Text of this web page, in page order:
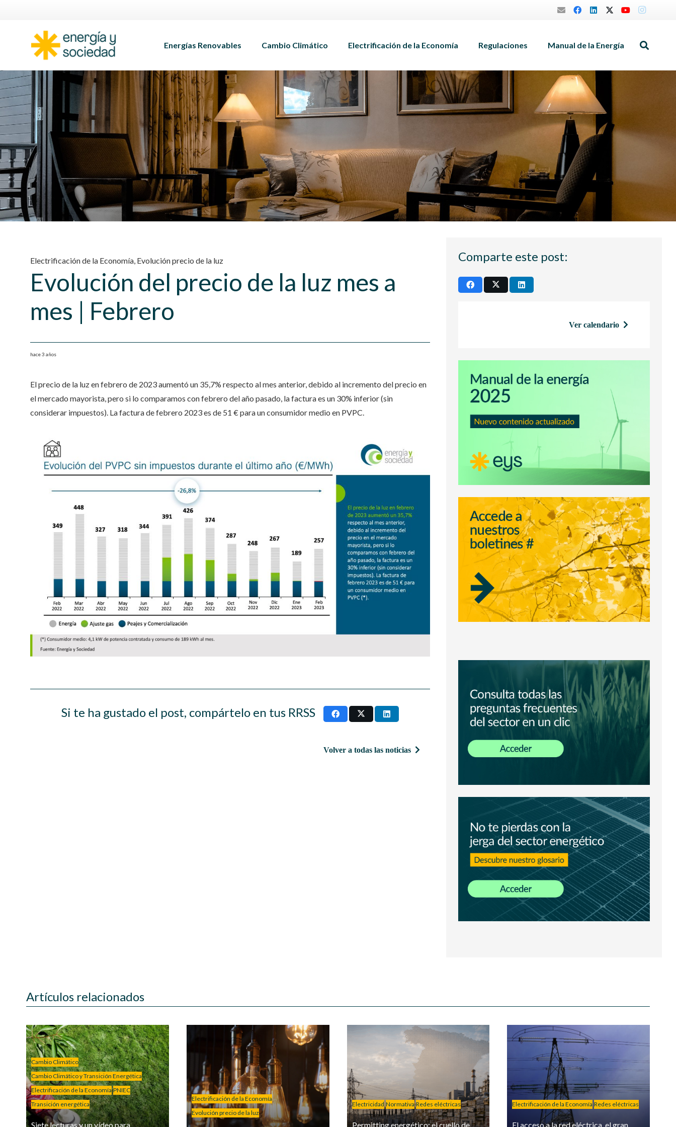
Energías Renovables Cambio Climático Electrificación de la Economía Regulaciones Manual de la Energía
Electrificación de la Economía, Evolución precio de la luz
Evolución del precio de la luz mes a
mes | Febrero
hace 3 años
El precio de la luz en febrero de 2023 aumentó un 35,7% respecto al mes anterior, debido al incremento del precio en
el mercado mayorista, pero si lo comparamos con febrero del año pasado, la factura es un 30% inferior (sin
considerar impuestos). La factura de febrero 2023 es de 51 € para un consumidor medio en PVPC.
Si te ha gustado el post, compártelo en tus RRSS
Volver a todas las noticias
Comparte este post:
Ver calendario
Artículos relacionados
Cambio Climático
Cambio Climático y Transición Energética
Electrificación de la Economía PNIEC
Transición energética
Siete lecturas y un vídeo para
Electrificación de la Economía
Evolución precio de la luz
Electricidad Normativa Redes eléctricas
Permitting energético: el cuello de
Electrificación de la Economía Redes eléctricas
El acceso a la red eléctrica, el gran